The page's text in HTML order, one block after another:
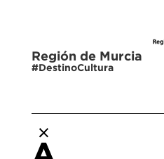
Región de Murcia
#DestinoCultura